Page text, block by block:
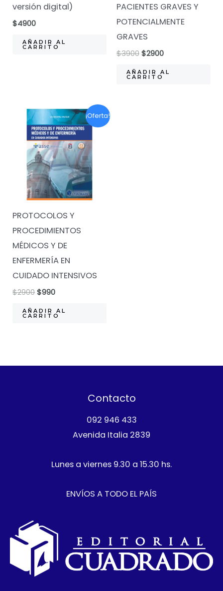
versión digital)
$4900
AÑADIR AL
CARRITO
PACIENTES GRAVES Y
POTENCIALMENTE
GRAVES
$3900El
original
era:
$2900El
actual
AÑADIR AL
CARRITO
¡Oferta!
PROTOCOLOS Y
PROCEDIMIENTOS
MÉDICOS Y DE
ENFERMERÍA EN
CUIDADO INTENSIVOS
$2900El
original
era:
$990El
actual
es:
AÑADIR AL
CARRITO
Contacto
092 946 433
Avenida Italia 2839
Lunes a viernes 9.30 a 15.30 hs.
ENVÍOS A TODO EL PAÍS